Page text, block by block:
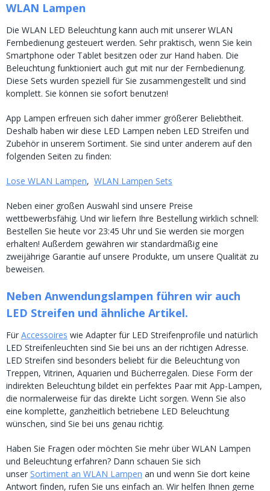
WLAN Lampen
Die WLAN LED Beleuchtung kann auch mit unserer WLAN
Fernbedienung gesteuert werden. Sehr praktisch, wenn Sie kein
Smartphone oder Tablet besitzen oder zur Hand haben. Die
Beleuchtung funktioniert auch gut mit nur der Fernbedienung.
Diese Sets wurden speziell für Sie zusammengestellt und sind
komplett. Sie können sie sofort benutzen!
App Lampen erfreuen sich daher immer größerer Beliebtheit.
Deshalb haben wir diese LED Lampen neben LED Streifen und
Zubehör in unserem Sortiment. Sie sind unter anderem auf den
folgenden Seiten zu finden:
Lose WLAN Lampen, WLAN Lampen Sets
Neben einer großen Auswahl sind unsere Preise
wettbewerbsfähig. Und wir liefern Ihre Bestellung wirklich schnell:
Bestellen Sie heute vor 23:45 Uhr und Sie werden sie morgen
erhalten! Außerdem gewähren wir standardmäßig eine
zweijährige Garantie auf unsere Produkte, um unsere Qualität zu
beweisen.
Neben Anwendungslampen führen wir auch
LED Streifen und ähnliche Artikel.
Für Accessoires wie Adapter für LED Streifenprofile und natürlich
LED Streifenleuchten sind Sie bei uns an der richtigen Adresse.
LED Streifen sind besonders beliebt für die Beleuchtung von
Treppen, Vitrinen, Aquarien und Bücherregalen. Diese Form der
indirekten Beleuchtung bildet ein perfektes Paar mit App-Lampen,
die normalerweise für das direkte Licht sorgen. Wenn Sie also
eine komplette, ganzheitlich betriebene LED Beleuchtung
wünschen, sind Sie bei uns genau richtig.
Haben Sie Fragen oder möchten Sie mehr über WLAN Lampen
und Beleuchtung erfahren? Dann schauen Sie sich
unser Sortiment an WLAN Lampen an und wenn Sie dort keine
Antwort finden, rufen Sie uns einfach an. Wir helfen Ihnen gerne